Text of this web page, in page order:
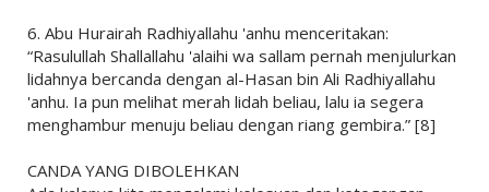
6. Abu Hurairah Radhiyallahu 'anhu menceritakan:
“Rasulullah Shallallahu 'alaihi wa sallam pernah menjulurkan
lidahnya bercanda dengan al-Hasan bin Ali Radhiyallahu
'anhu. Ia pun melihat merah lidah beliau, lalu ia segera
menghambur menuju beliau dengan riang gembira.” [8]
CANDA YANG DIBOLEHKAN